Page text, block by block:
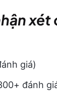
xét
giá)
đánh